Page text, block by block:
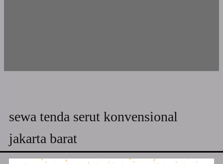
sewa tenda serut konvensional
jakarta barat